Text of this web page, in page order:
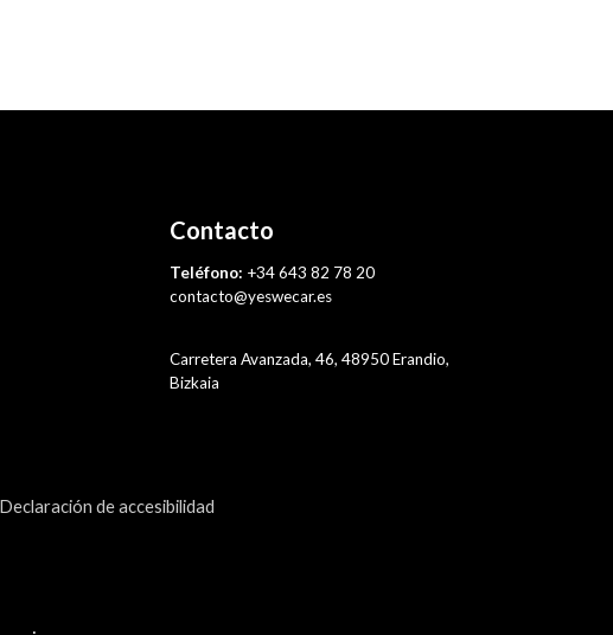
Contacto
Teléfono: +34 643 82 78 20
contacto@yeswecar.es
Carretera Avanzada, 46, 48950 Erandio,
Bizkaia
Declaración de accesibilidad